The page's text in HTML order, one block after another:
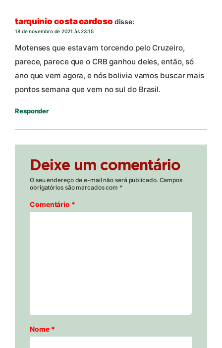
tarquinio costa cardoso disse:
18 de novembro de 2021 às 23:15
Motenses que estavam torcendo pelo Cruzeiro,
parece, parece que o CRB ganhou deles, então, só
ano que vem agora, e nós bolivia vamos buscar mais
pontos semana que vem no sul do Brasil.
Responder
Deixe um comentário
O seu endereço de e-mail não será publicado. Campos
obrigatórios são marcados com *
Comentário *
Nome *